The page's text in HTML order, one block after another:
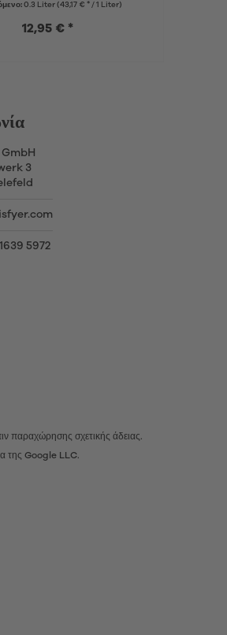
0.3 Liter (43,17 € * / 1 Liter)
12,95 € *
3
5972
παραχώρησης σχετικής άδειας.
της Google LLC.